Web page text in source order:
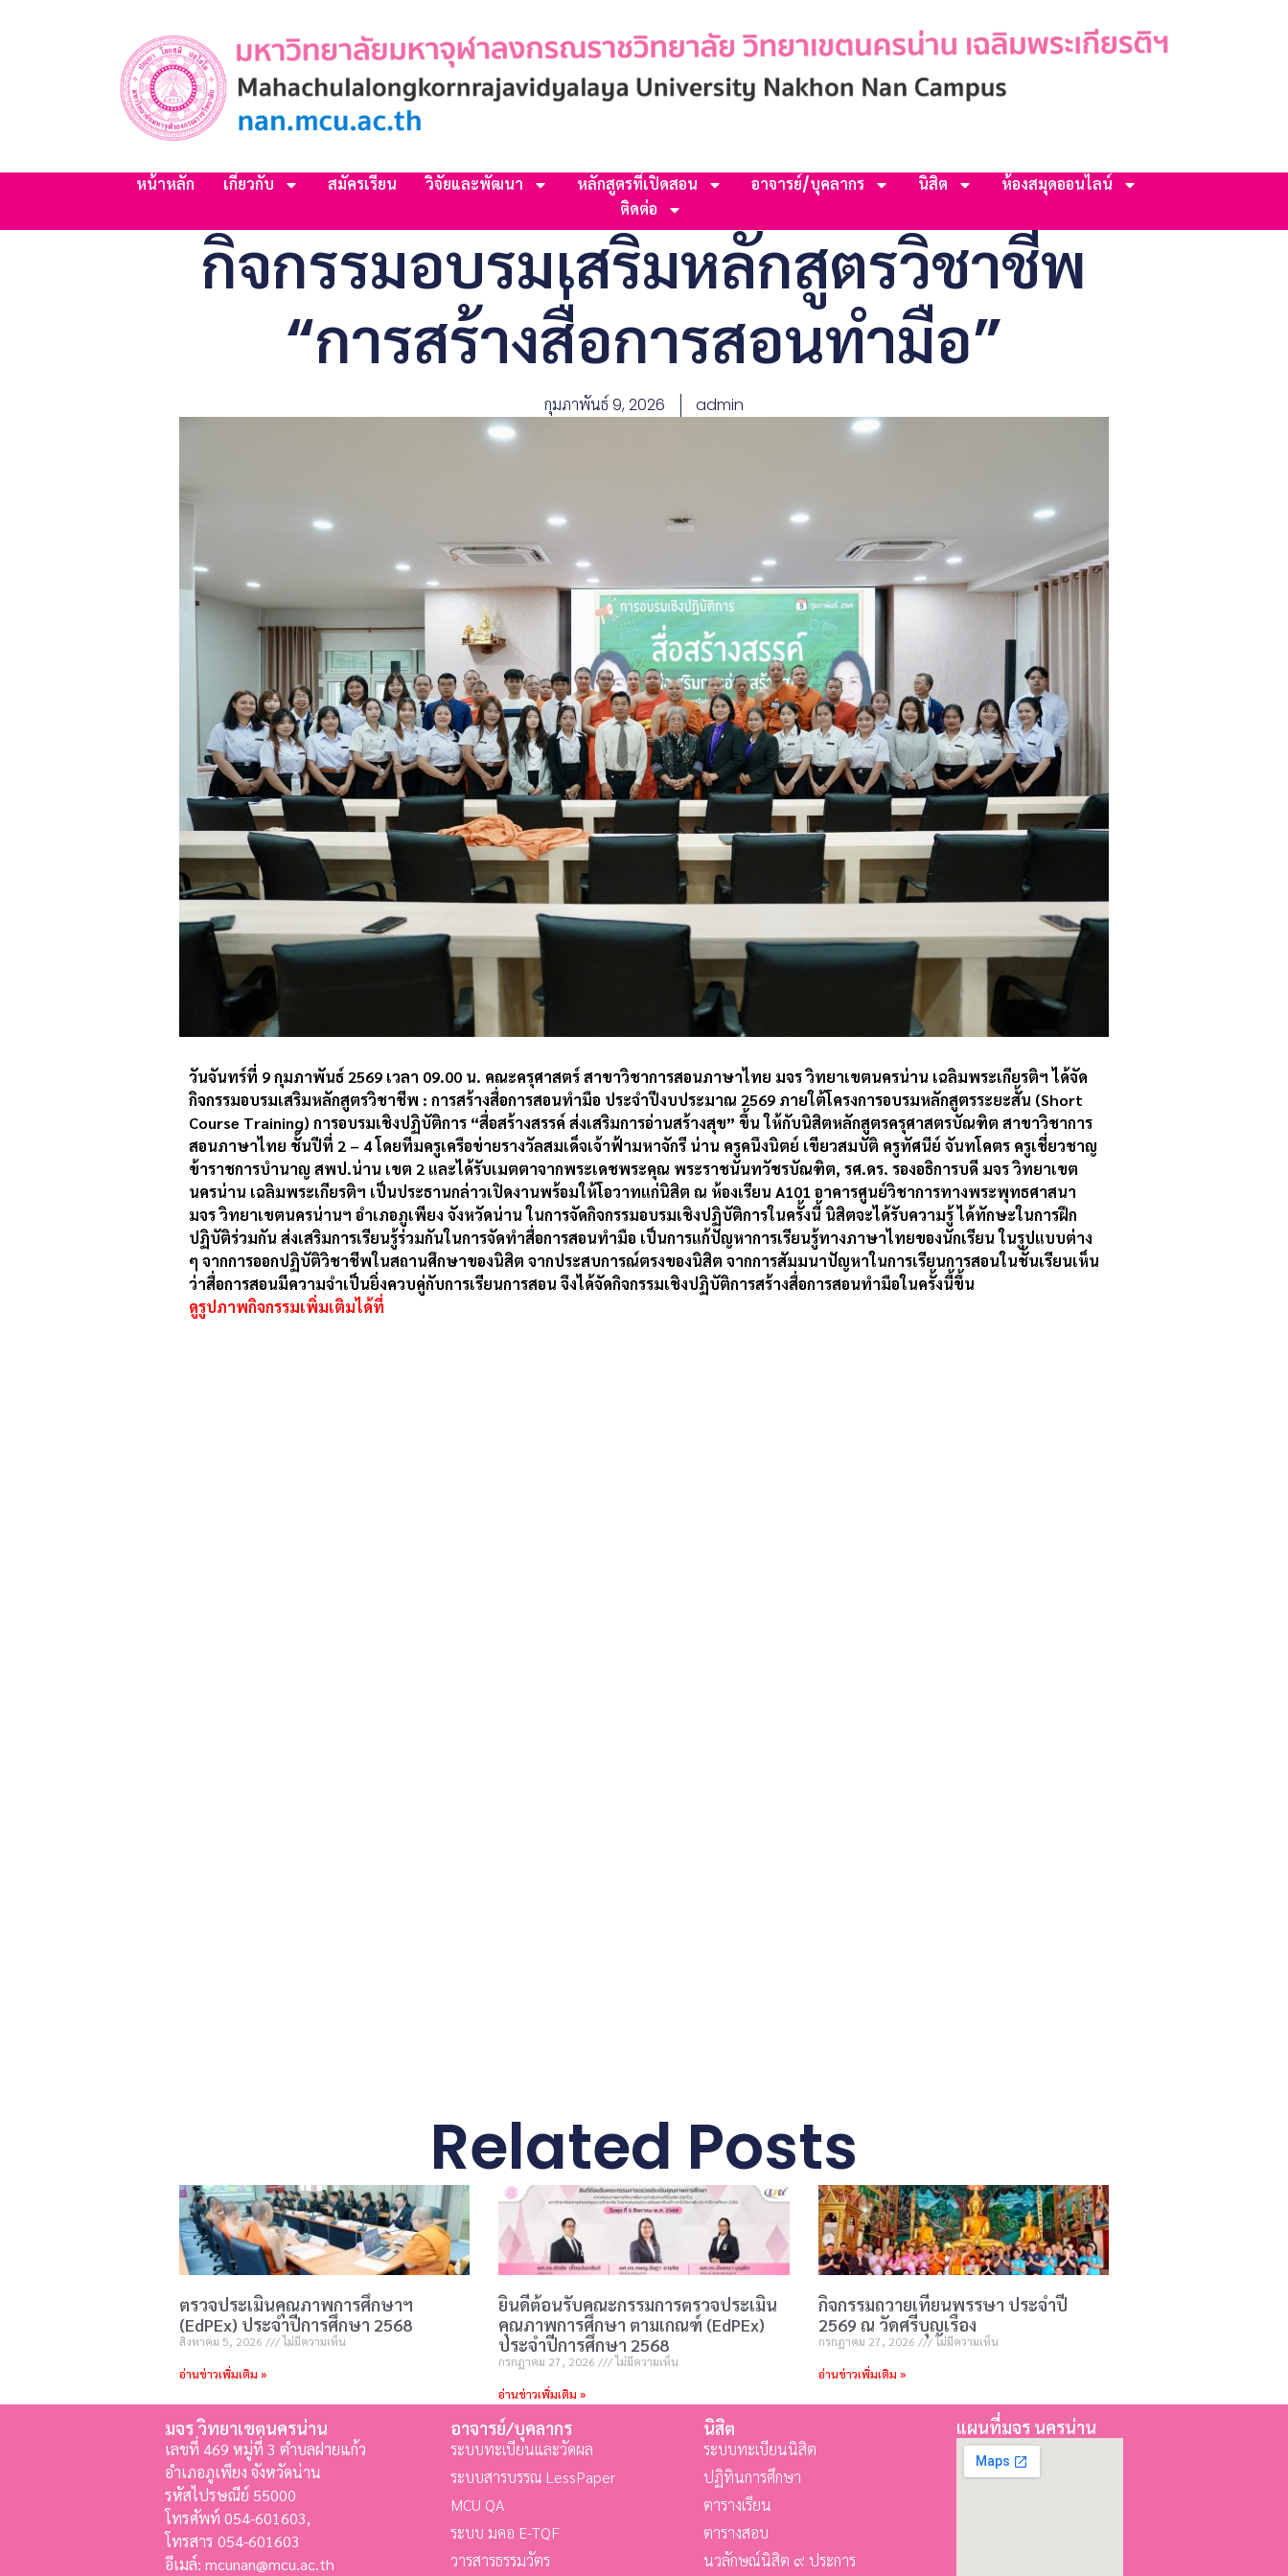
หน้าหลัก เกี่ยวกับ สมัครเรียน วิจัยและพัฒนา หลักสูตรที่เปิดสอน อาจารย์/บุคลากร นิสิต
ห้องสมุดออนไลน์
ติดต่อ
กิจกรรมอบรมเสริมหลักสูตรวิชาชีพ
“การสร้างสื่อการสอนทำมือ”
กุมภาพันธ์ 9, 2026 admin
วันจันทร์ที่ 9 กุมภาพันธ์ 2569 เวลา 09.00 น. คณะครุศาสตร์ สาขาวิชาการสอนภาษาไทย มจร วิทยาเขตนครน่าน เฉลิมพระเกียรติฯ ได้จัด
กิจกรรมอบรมเสริมหลักสูตรวิชาชีพ : การสร้างสื่อการสอนทำมือ ประจำปีงบประมาณ 2569 ภายใต้โครงการอบรมหลักสูตรระยะสั้น (Short
Course Training) การอบรมเชิงปฏิบัติการ “สื่อสร้างสรรค์ ส่งเสริมการอ่านสร้างสุข” ขึ้น ให้กับนิสิตหลักสูตรครุศาสตรบัณฑิต สาขาวิชาการ
สอนภาษาไทย ชั้นปีที่ 2 – 4 โดยทีมครูเครือข่ายรางวัลสมเด็จเจ้าฟ้ามหาจักรี น่าน ครูคนึงนิตย์ เขียวสมบัติ ครูทัศนีย์ จันทโคตร ครูเชี่ยวชาญ
ข้าราชการบำนาญ สพป.น่าน เขต 2 และได้รับเมตตาจากพระเดชพระคุณ พระราชนันทวัชรบัณฑิต, รศ.ดร. รองอธิการบดี มจร วิทยาเขต
นครน่าน เฉลิมพระเกียรติฯ เป็นประธานกล่าวเปิดงานพร้อมให้โอวาทแก่นิสิต ณ ห้องเรียน A101 อาคารศูนย์วิชาการทางพระพุทธศาสนา
มจร วิทยาเขตนครน่านฯ อำเภอภูเพียง จังหวัดน่านในการจัดกิจกรรมอบรมเชิงปฏิบัติการในครั้งนี้ นิสิตจะได้รับความรู้ ได้ทักษะในการฝึก
ปฏิบัติร่วมกัน ส่งเสริมการเรียนรู้ร่วมกันในการจัดทำสื่อการสอนทำมือ เป็นการแก้ปัญหาการเรียนรู้ทางภาษาไทยของนักเรียน ในรูปแบบต่าง
ๆ จากการออกปฏิบัติวิชาชีพในสถานศึกษาของนิสิต จากประสบการณ์ตรงของนิสิต จากการสัมมนาปัญหาในการเรียนการสอนในชั้นเรียนเห็น
ว่าสื่อการสอนมีความจำเป็นยิ่งควบคู่กับการเรียนการสอน จึงได้จัดกิจกรรมเชิงปฏิบัติการสร้างสื่อการสอนทำมือในครั้งนี้ขึ้น
ดูรูปภาพกิจกรรมเพิ่มเติมได้ที่
Related Posts
ตรวจประเมินคุณภาพการศึกษาฯ
(EdPEx) ประจำปีการศึกษา 2568
สิงหาคม 5, 2026 ไม่มีความเห็น
อ่านข่าวเพิ่มเติม »
ยินดีต้อนรับคณะกรรมการตรวจประเมิน
คุณภาพการศึกษา ตามเกณฑ์ (EdPEx)
ประจำปีการศึกษา 2568
กรกฎาคม 27, 2026 ไม่มีความเห็น
อ่านข่าวเพิ่มเติม »
กิจกรรมถวายเทียนพรรษา ประจำปี
2569 ณ วัดศรีบุญเรือง
กรกฎาคม 27, 2026 ไม่มีความเห็น
อ่านข่าวเพิ่มเติม »
มจร วิทยาเขตนครน่าน
เลขที่ 469 หมู่ที่ 3 ตำบลฝายแก้ว
อำเภอภูเพียง จังหวัดน่าน
รหัสไปรษณีย์ 55000
โทรศัพท์ 054-601603,
โทรสาร 054-601603
อีเมล์: mcunan@mcu.ac.th
อาจารย์/บุคลากร
ระบบทะเบียนและวัดผล
ระบบสารบรรณ LessPaper
MCU QA
ระบบ มคอ E-TQF
วารสารธรรมวัตร
นิสิต
ระบบทะเบียนนิสิต
ปฏิทินการศึกษา
ตารางเรียน
ตารางสอบ
นวลักษณ์นิสิต ๙ ประการ
แผนที่มจร นครน่าน